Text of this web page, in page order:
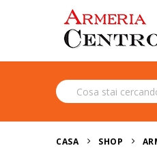
CASA SHOP